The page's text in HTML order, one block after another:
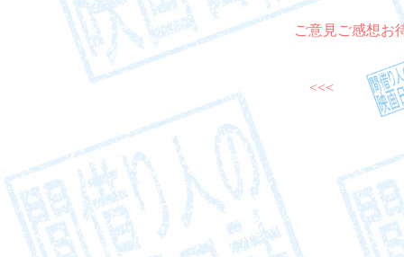
ご意見ご感想お
<<<